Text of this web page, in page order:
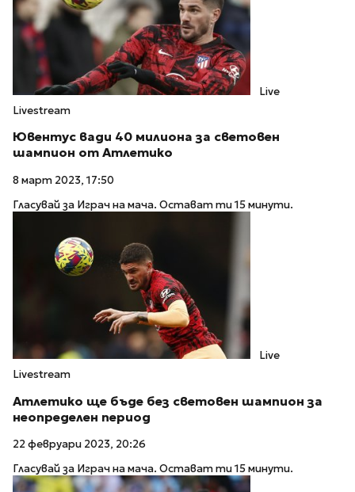
Live
Livestream
Ювентус вади 40 милиона за световен
шампион от Атлетико
8 март 2023, 17:50
Гласувай за Играч на мача. Остават ти 15 минути.
Live
Livestream
Атлетико ще бъде без световен шампион за
неопределен период
22 февруари 2023, 20:26
Гласувай за Играч на мача. Остават ти 15 минути.